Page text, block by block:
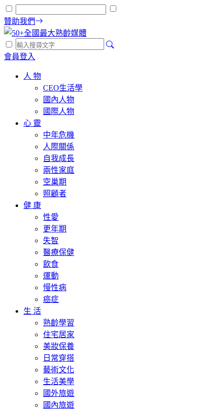
贊助我們
會員登入
人 物
CEO生活學
國內人物
國際人物
心 靈
中年危機
人際關係
自我成長
兩性家庭
空巢期
照顧者
健 康
性愛
更年期
失智
醫療保健
飲食
運動
慢性病
癌症
生 活
熟齡學習
住宅居家
美妝保養
日常穿搭
藝術文化
生活美學
國外旅遊
國內旅遊